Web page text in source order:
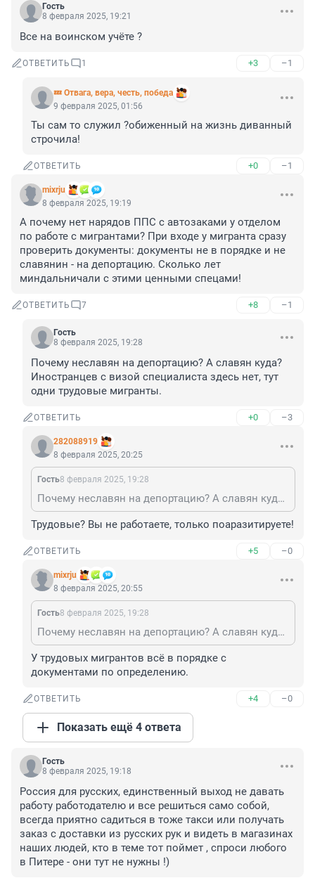
Гость
8 февраля 2025, 19:21
Все на воинском учёте ?
ОТВЕТИТЬ 1 +3 –1
💤 Отвага, вера, честь, победа
9 февраля 2025, 01:56
Ты сам то служил ?обиженный на жизнь диванный
строчила!
ОТВЕТИТЬ +0 –1
mixrju
8 февраля 2025, 19:19
А почему нет нарядов ППС с автозаками у отделом
по работе с мигрантами? При входе у мигранта сразу
проверить документы: документы не в порядке и не
славянин - на депортацию. Сколько лет
миндальничали с этими ценными спецами!
ОТВЕТИТЬ 7 +8 –1
Гость
8 февраля 2025, 19:28
Почему неславян на депортацию? А славян куда?
Иностранцев с визой специалиста здесь нет, тут
одни трудовые мигранты.
ОТВЕТИТЬ +0 –3
282088919
8 февраля 2025, 20:25
Гость8 февраля 2025, 19:28
Почему неславян на депортацию? А славян куда? Иностранцев с визой специалиста здесь нет, тут одни трудовые мигранты.
Трудовые? Вы не работаете, только поаразитируете!
ОТВЕТИТЬ +5 –0
mixrju
8 февраля 2025, 20:55
Гость8 февраля 2025, 19:28
Почему неславян на депортацию? А славян куда? Иностранцев с визой специалиста здесь нет, тут одни трудовые мигранты.
У трудовых мигрантов всё в порядке с
документами по определению.
ОТВЕТИТЬ +4 –0
Показать ещё 4 ответа
Гость
8 февраля 2025, 19:18
Россия для русских, единственный выход не давать
работу работодателю и все решиться само собой,
всегда приятно садиться в тоже такси или получать
заказ с доставки из русских рук и видеть в магазинах
наших людей, кто в теме тот поймет , спроси любого
в Питере - они тут не нужны !)